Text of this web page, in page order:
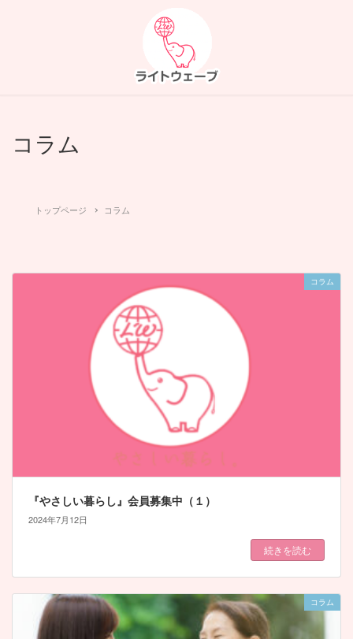
コラム
トップページ コラム
コラム
『やさしい暮らし』会員募集中（１）
2024年7月12日
続きを読む
コラム